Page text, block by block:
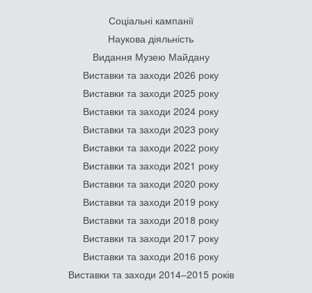
Соціальні кампанії
Наукова діяльність
Видання Музею Майдану
Виставки та заходи 2026 року
Виставки та заходи 2025 року
Виставки та заходи 2024 року
Виставки та заходи 2023 року
Виставки та заходи 2022 року
Виставки та заходи 2021 року
Виставки та заходи 2020 року
Виставки та заходи 2019 року
Виставки та заходи 2018 року
Виставки та заходи 2017 року
Виставки та заходи 2016 року
Виставки та заходи 2014–2015 років